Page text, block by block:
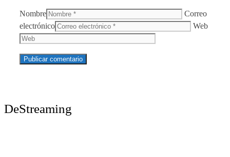
Nombre
Correo
electrónico
Web
DeStreaming